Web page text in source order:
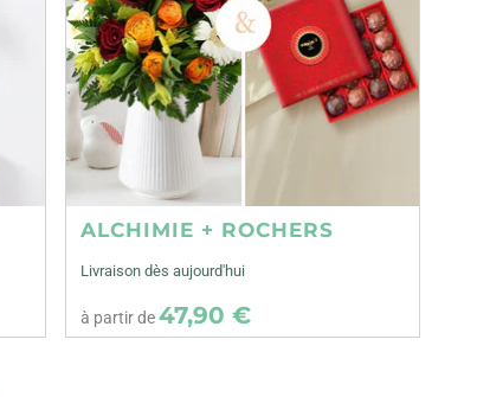
ALCHIMIE + ROCHERS
Livraison dès aujourd'hui
à partir de47,90 €